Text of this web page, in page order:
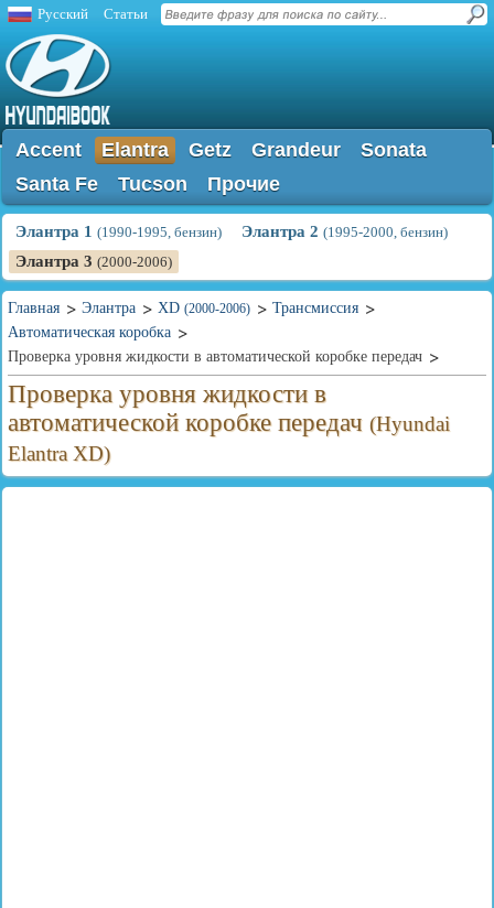
Русский Статьи
Accent Elantra Getz Grandeur
Sonata
Santa Fe
Tucson Прочие
Элантра 1 (1990-1995, бензин) Элантра 2 (1995-2000, бензин)
Элантра 3 (2000-2006)
Главная Элантра XD (2000-2006)
Трансмиссия
Автоматическая коробка
Проверка уровня жидкости в автоматической коробке передач
Проверка уровня жидкости в
автоматической коробке передач (Hyundai
Elantra XD)